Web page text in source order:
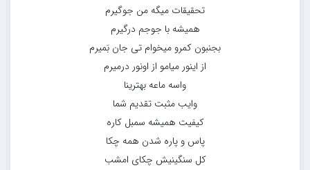
تحقیقات میگه من جوگیرم
همیشه با جوجم درگیرم
بجنبون کمرو میخوام تی جان بَمیرم
از اینور میامو از اونور درمیرم
واسه ماعه بهترینا
وایب مثبت تقدیم شما
کیفیت همیشه سمبل کاره
پاس و پاره شدن همه چکا
کل سنگینیش چکای امشب